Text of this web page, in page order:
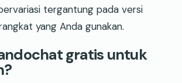
tergantung pada versi
yang Anda gunakan.
gratis untuk